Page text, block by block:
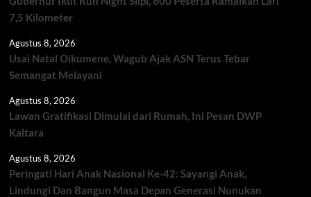
7,5 Kilometer
Agustus 8, 2026
Usai Natal Oikumene, Wagub Ajak ASN Terus Tebar
Semangat Melayani
Agustus 8, 2026
Lawan Gratifikasi Dimulai dari Rumah, Ini Pesan DWP
Kaltara
Agustus 8, 2026
Peringati Hari Anak Nasional Ke-42: Sayangi Anak,
Lindungi Dan Bangun Masa Depan Generasi Nunukan